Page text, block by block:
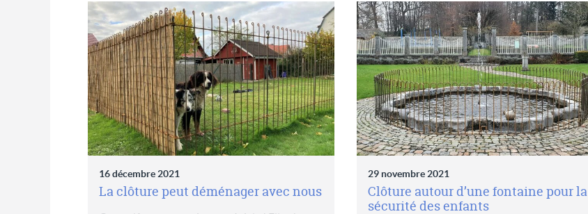
16 décembre 2021
La clôture peut déménager avec nous
29 novembre 2021
Clôture autour d’une fontaine pour la
sécurité des enfants